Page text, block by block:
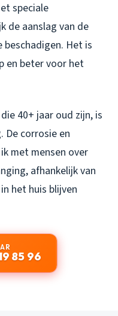
speciale
de aanslag van de
Het is
en beter voor het
40+ jaar oud zijn, is
De corrosie en
met mensen over
afhankelijk van
het huis blijven
85 96